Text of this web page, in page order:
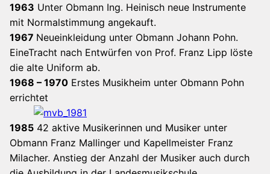
1963 Unter Obmann Ing. Heinisch neue Instrumente
mit Normalstimmung angekauft.
1967 Neueinkleidung unter Obmann Johann Pohn.
EineTracht nach Entwürfen von Prof. Franz Lipp löste
die alte Uniform ab.
1968 – 1970 Erstes Musikheim unter Obmann Pohn
errichtet
1985 42 aktive Musikerinnen und Musiker unter
Obmann Franz Mallinger und Kapellmeister Franz
Milacher. Anstieg der Anzahl der Musiker auch durch